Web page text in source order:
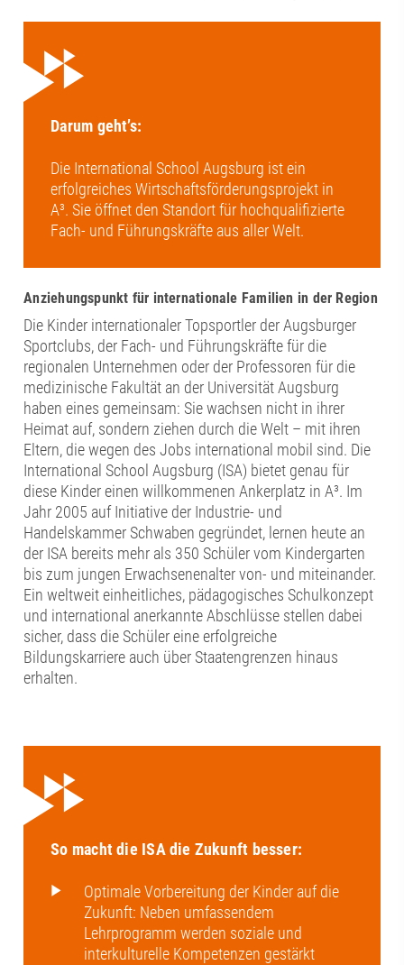
Darum geht’s:
Die International School Augsburg ist ein
erfolgreiches Wirtschaftsförderungsprojekt in
A³. Sie öffnet den Standort für hochqualifizierte
Fach- und Führungskräfte aus aller Welt.
Anziehungspunkt für internationale Familien in der Region
Die Kinder internationaler Topsportler der Augsburger
Sportclubs, der Fach- und Führungskräfte für die
regionalen Unternehmen oder der Professoren für die
medizinische Fakultät an der Universität Augsburg
haben eines gemeinsam: Sie wachsen nicht in ihrer
Heimat auf, sondern ziehen durch die Welt – mit ihren
Eltern, die wegen des Jobs international mobil sind. Die
International School Augsburg (ISA) bietet genau für
diese Kinder einen willkommenen Ankerplatz in A³. Im
Jahr 2005 auf Initiative der Industrie- und
Handelskammer Schwaben gegründet, lernen heute an
der ISA bereits mehr als 350 Schüler vom Kindergarten
bis zum jungen Erwachsenenalter von- und miteinander.
Ein weltweit einheitliches, pädagogisches Schulkonzept
und international anerkannte Abschlüsse stellen dabei
sicher, dass die Schüler eine erfolgreiche
Bildungskarriere auch über Staatengrenzen hinaus
erhalten.
So macht die ISA die Zukunft besser:
Optimale Vorbereitung der Kinder auf die
Zukunft: Neben umfassendem
Lehrprogramm werden soziale und
interkulturelle Kompetenzen gestärkt